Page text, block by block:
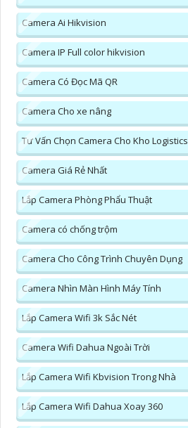
Camera Ai Hikvision
Camera IP Full color hikvision
Camera Có Đọc Mã QR
Camera Cho xe nâng
Tư Vấn Chọn Camera Cho Kho Logistics
Camera Giá Rẻ Nhất
Lắp Camera Phòng Phẩu Thuật
Camera có chống trộm
Camera Cho Công Trình Chuyên Dụng
Camera Nhìn Màn Hình Máy Tính
Lắp Camera Wifi 3k Sắc Nét
Camera Wifi Dahua Ngoài Trời
Lắp Camera Wifi Kbvision Trong Nhà
Lắp Camera Wifi Dahua Xoay 360